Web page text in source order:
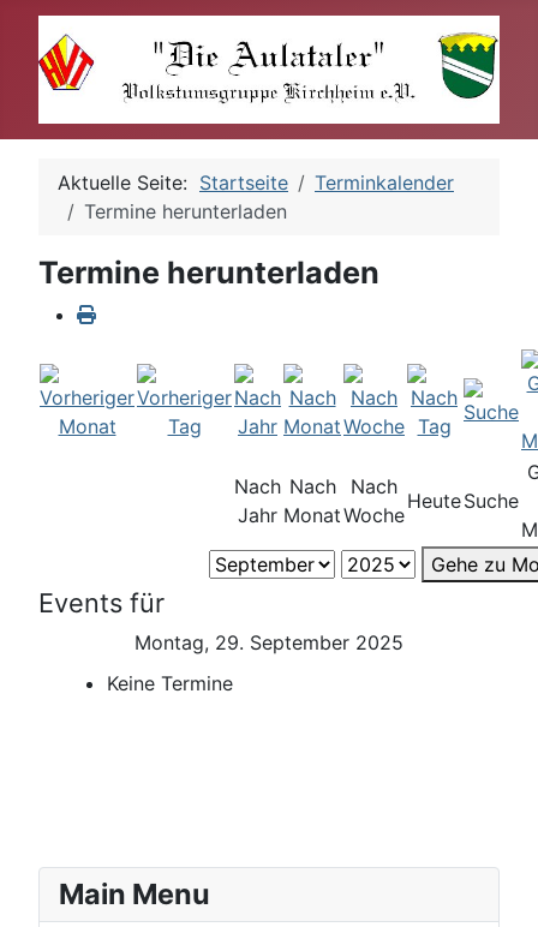
Aktuelle Seite: Startseite
Terminkalender
Termine herunterladen
Termine herunterladen
Nach
Jahr
Nach
Monat
Nach
Woche
HeuteSuche
Gehe zu
Events für
Montag, 29. September 2025
Keine Termine
Main Menu